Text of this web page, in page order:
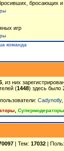
бросающих
игр
команда
, из них
(1448) здесь было
Cadynotly,
Супермодераторы
| Тем: 17032 |